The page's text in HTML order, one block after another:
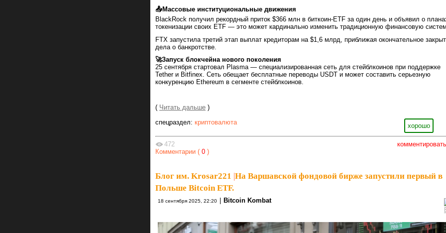
📤Массовые институциональные движения
BlackRock получил рекордный приток $366 млн в биткоин-ETF за один день и объявил о
токенизации своих ETF — это может кардинально изменить традиционную финансовую
FTX запустила третий этап выплат кредиторам на $1,6 млрд, приближая окончательное
дела о банкротстве.
🚀Запуск блокчейна нового поколения
25 сентября стартовал Plasma — специализированная сеть для стейблкоинов при поддержке
Tether и Bitfinex. Сеть обещает бесплатные переводы USDT и может составить серьезную
конкуренцию Ethereum в сегменте стейблкоинов.
( Читать дальше )
хорошо
спецраздел: криптовалюта
комментировать
472
Комментарии ( 0 )
Блог им. Krosar221 |На Варшавской фондовой бирже запустили первый в
Польше Bitcoin ETF.
18 сентября 2025, 22:20 Bitcoin Kombat